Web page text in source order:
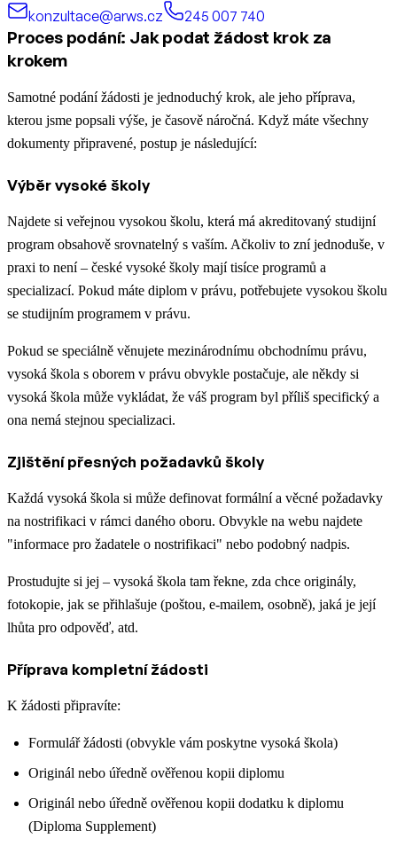
konzultace@arws.cz
245 007 740
Proces podání: Jak podat žádost krok za
krokem
Samotné podání žádosti je jednoduchý krok, ale jeho příprava,
kterou jsme popsali výše, je časově náročná. Když máte všechny
dokumenty připravené, postup je následující:
Výběr vysoké školy
Najdete si veřejnou vysokou školu, která má akreditovaný studijní
program obsahově srovnatelný s vaším. Ačkoliv to zní jednoduše, v
praxi to není – české vysoké školy mají tisíce programů a
specializací. Pokud máte diplom v právu, potřebujete vysokou školu
se studijním programem v právu.
Pokud se speciálně věnujete mezinárodnímu obchodnímu právu,
vysoká škola s oborem v právu obvykle postačuje, ale někdy si
vysoká škola může vykládat, že váš program byl příliš specifický a
ona nemá stejnou specializaci.
Zjištění přesných požadavků školy
Každá vysoká škola si může definovat formální a věcné požadavky
na nostrifikaci v rámci daného oboru. Obvykle na webu najdete
"informace pro žadatele o nostrifikaci" nebo podobný nadpis.
Prostudujte si jej – vysoká škola tam řekne, zda chce originály,
fotokopie, jak se přihlašuje (poštou, e-mailem, osobně), jaká je její
lhůta pro odpověď, atd.
Příprava kompletní žádosti
K žádosti připravíte:
Formulář žádosti (obvykle vám poskytne vysoká škola)
Originál nebo úředně ověřenou kopii diplomu
Originál nebo úředně ověřenou kopii dodatku k diplomu
(Diploma Supplement)